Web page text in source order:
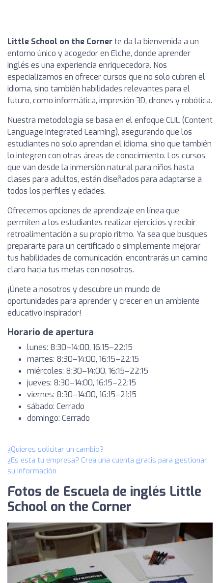
Little School on the Cornerte da la bienvenida a un
entorno único y acogedor en Elche, donde aprender
inglés es una experiencia enriquecedora. Nos
especializamos en ofrecer cursos que no solo cubren el
idioma, sino también habilidades relevantes para el
futuro, como informática, impresión 3D, drones y robótica.
Nuestra metodología se basa en el enfoque CLIL (Content
Language Integrated Learning), asegurando que los
estudiantes no solo aprendan el idioma, sino que también
lo integren con otras áreas de conocimiento. Los cursos,
que van desde la inmersión natural para niños hasta
clases para adultos, están diseñados para adaptarse a
todos los perfiles y edades.
Ofrecemos opciones de aprendizaje en línea que
permiten a los estudiantes realizar ejercicios y recibir
retroalimentación a su propio ritmo. Ya sea que busques
prepararte para un certificado o simplemente mejorar
tus habilidades de comunicación, encontrarás un camino
claro hacia tus metas con nosotros.
¡Únete a nosotros y descubre un mundo de
oportunidades para aprender y crecer en un ambiente
educativo inspirador!
Horario de apertura
lunes: 8:30–14:00, 16:15–22:15
martes: 8:30–14:00, 16:15–22:15
miércoles: 8:30–14:00, 16:15–22:15
jueves: 8:30–14:00, 16:15–22:15
viernes: 8:30–14:00, 16:15–21:15
sábado: Cerrado
domingo: Cerrado
¿Quieres solicitar un cambio?
¿Es esta tu empresa? Crea una cuenta gratis para gestionar
su información
Fotos de Escuela de inglés Little
School on the Corner